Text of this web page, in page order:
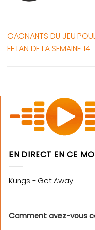
GAGNANTS DU JEU
FETAN DE LA SEMAINE 14
EN DIRECT EN CE
Comment avez-vous